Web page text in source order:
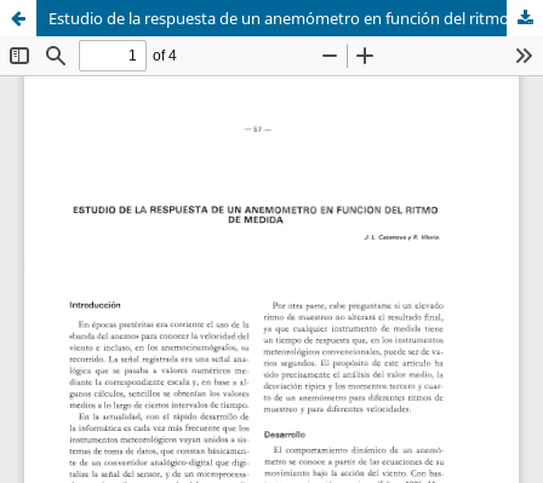
Estudio de la respuesta de un anemómetro en función del ritmo de medida